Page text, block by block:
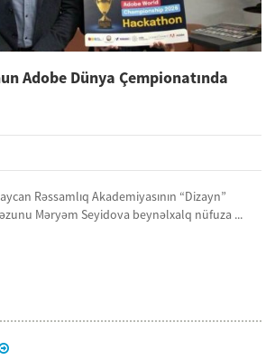
Adobe Dünya Çempionatında
Rəssamlıq Akademiyasının “Dizayn”
Məryəm Seyidova beynəlxalq nüfuza ...